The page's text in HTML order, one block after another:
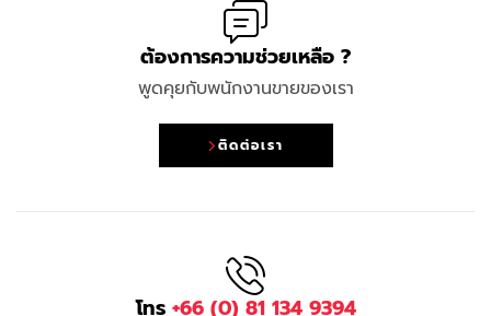
ต้องการความช่วยเหลือ ?
พูดคุยกับพนักงานขายของเรา
ติดต่อเรา
โทร +66 (0) 81 134 9394